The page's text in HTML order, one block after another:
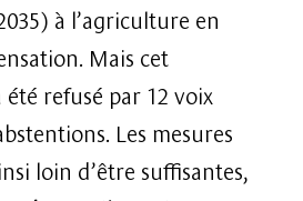
à l’agriculture en
Mais cet
refusé par 12 voix
Les mesures
loin d’être suffisantes,